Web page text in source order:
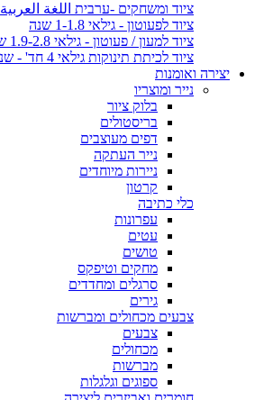
ציוד ומשחקים -ערבית اللغة العربية
ציוד לפעוטון - גילאי 1-1.8 שנה
ציוד למעון / פעוטון - גילאי 1.9-2.8 שנה
ציוד לכיתת תינוקות גילאי 4 חד' - שנה
יצירה ואומנות
נייר ומוצריו
בלוק ציור
בריסטולים
דפים מעוצבים
נייר העתקה
ניירות מיוחדים
קרטון
כלי כתיבה
עפרונות
עטים
טושים
מחקים וטיפקס
סרגלים ומחדדים
גירים
צבעים מכחולים ומברשות
צבעים
מכחולים
מברשות
ספוגים וגלגלות